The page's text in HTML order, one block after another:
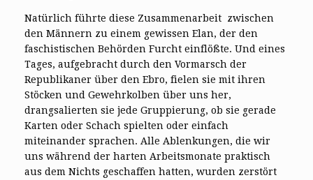
Natürlich führte diese Zusammenarbeit zwischen
den Männern zu einem gewissen Elan, der den
faschistischen Behörden Furcht einflößte. Und eines
Tages, aufgebracht durch den Vormarsch der
Republikaner über den Ebro, fielen sie mit ihren
Stöcken und Gewehrkolben über uns her,
drangsalierten sie jede Gruppierung, ob sie gerade
Karten oder Schach spielten oder einfach
miteinander sprachen. Alle Ablenkungen, die wir
uns während der harten Arbeitsmonate praktisch
aus dem Nichts geschaffen hatten, wurden zerstört